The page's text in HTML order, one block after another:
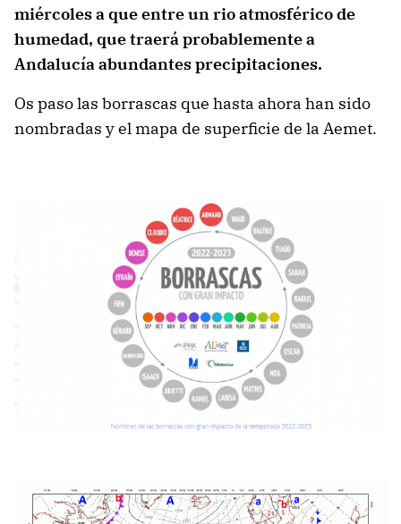
miércoles a que entre un rio atmosférico de
humedad, que traerá probablemente a
Andalucía abundantes precipitaciones.
Os paso las borrascas que hasta ahora han sido
nombradas y el mapa de superficie de la Aemet.